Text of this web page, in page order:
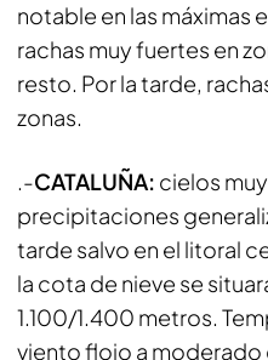
notable en las máximas
rachas muy fuertes en
resto. Por la tarde,
zonas.
.-CATALUÑA: cielos
precipitaciones
tarde salvo en el litoral
la cota de nieve se
1.100/1.400 metros.
viento flojo a moderado